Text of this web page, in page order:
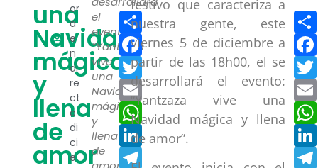
una
Navidad
mágica
y
llena
de
amor
or
a
e
n
di
re
ct
o
di
ci
e
el
evento:
“Yantzaza
vive
una
Navidad
mágica
y
llena
de
Compartir
Facebook
Twitter
Email
WhatsApp
LinkedIn
festivo que caracteriza a
nuestra gente, este
viernes 5 de diciembre a
partir de las 18h00, el se
desarrollará el evento:
“Yantzaza vive una
Navidad mágica y llena
de amor”.